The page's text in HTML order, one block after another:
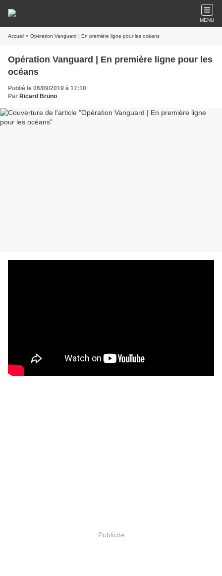
MENU
Accueil » Opération Vanguard | En première ligne pour les océans
Opération Vanguard | En première ligne pour les
océans
Publié le 06/09/2019 à 17:10
Par Ricard Bruno
Publicité